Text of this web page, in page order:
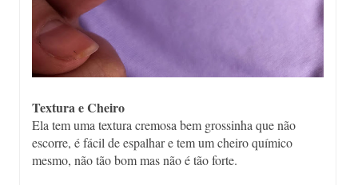
Textura e Cheiro
Ela tem uma textura cremosa bem grossinha que não
escorre, é fácil de espalhar e tem um cheiro químico
mesmo, não tão bom mas não é tão forte.